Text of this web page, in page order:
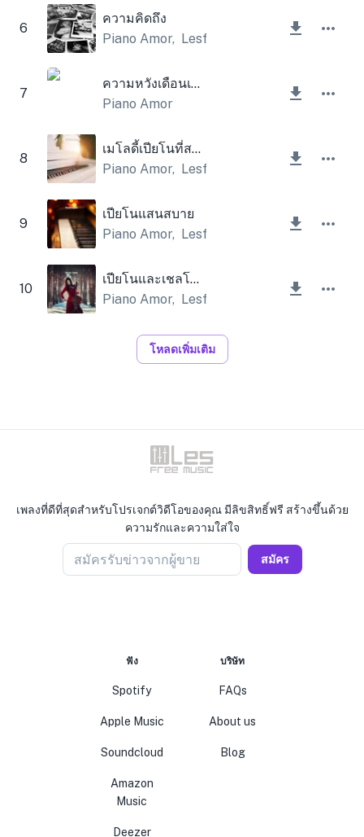
6
ความคิดถึง
Piano Amor, Lesfm
7
ความหวังเดือนเมษายน
Piano Amor
8
เมโลดี้เปียโนที่สวยงาม
Piano Amor, Lesfm
9
เปียโนแสนสบาย
Piano Amor, Lesfm
10
เปียโนและเชลโลที่สวยงาม
Piano Amor, Lesfm
โหลดเพิ่มเติม
เพลงที่ดีที่สุดสำหรับโปรเจกต์วิดีโอของคุณ มีลิขสิทธิ์ฟรี สร้างขึ้นด้วย
ความรักและความใส่ใจ
สมัครรับข่าวจากผู้ขาย สมัคร
ฟัง
Spotify
Apple Music
Soundcloud
Amazon
Music
Deezer
บริษัท
FAQs
About us
Blog